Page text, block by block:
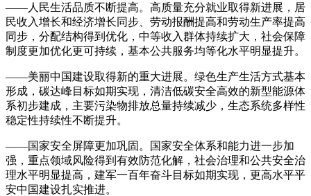
——人民生活品质不断提高。高质量充分就业取得新进展，居
民收入增长和经济增长同步、劳动报酬提高和劳动生产率提高
同步，分配结构得到优化，中等收入群体持续扩大，社会保障
制度更加优化更可持续，基本公共服务均等化水平明显提升。
——美丽中国建设取得新的重大进展。绿色生产生活方式基本
形成，碳达峰目标如期实现，清洁低碳安全高效的新型能源体
系初步建成，主要污染物排放总量持续减少，生态系统多样性
稳定性持续性不断提升。
——国家安全屏障更加巩固。国家安全体系和能力进一步加
强，重点领域风险得到有效防范化解，社会治理和公共安全治
理水平明显提高，建军一百年奋斗目标如期实现，更高水平平
安中国建设扎实推进。